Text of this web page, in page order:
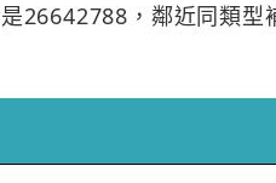
，鄰近同類型